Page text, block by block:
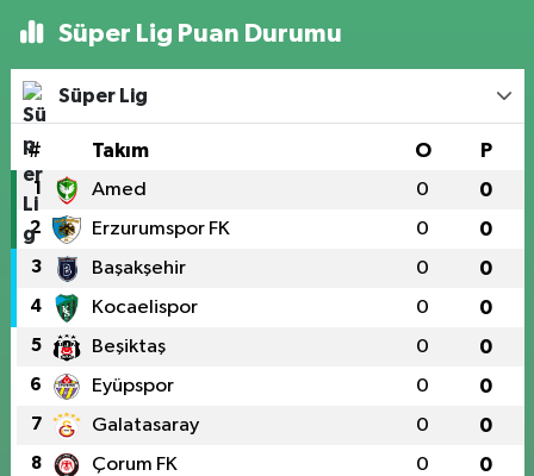
Süper Lig Puan Durumu
Süper Lig
# Takım O P
1 Amed 0 0
2 Erzurumspor FK 0 0
3 Başakşehir 0 0
4 Kocaelispor 0 0
5 Beşiktaş 0 0
6 Eyüpspor 0 0
7 Galatasaray 0 0
8 Çorum FK 0 0